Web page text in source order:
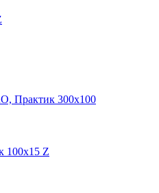
Практик 300x100
100х15 Z